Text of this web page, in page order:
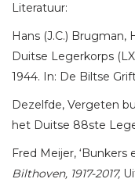
Literatuur:
Hans (J.C.)
Duitse Legerkorps
1944. In: De Biltse
Dezelfde, Vergeten
het Duitse 88ste
Fred Meijer,
Bilthoven, 1917-2017,